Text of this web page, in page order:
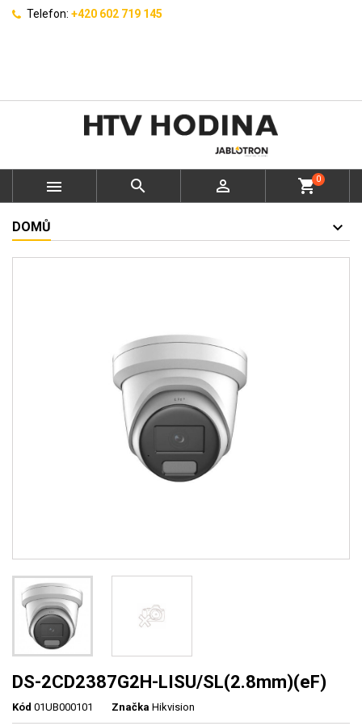
Telefon: +420 602 719 145
   shopping_cart0
DOMŮ
DS-2CD2387G2H-LISU/SL(2.8mm)(eF)
Kód 01UB000101 Značka Hikvision